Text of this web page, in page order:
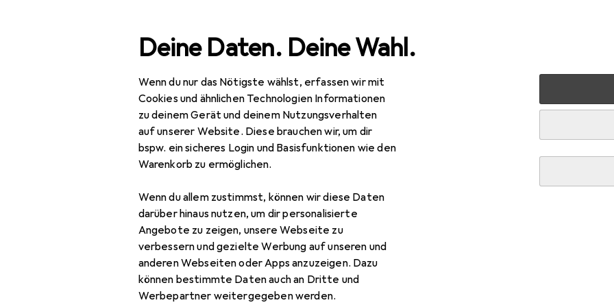
Deine Daten. Deine Wahl.
Wenn du nur das Nötigste wählst, erfassen wir mit
Cookies und ähnlichen Technologien Informationen
zu deinem Gerät und deinem Nutzungsverhalten
auf unserer Website. Diese brauchen wir, um dir
bspw. ein sicheres Login und Basisfunktionen wie den
Warenkorb zu ermöglichen.
Wenn du allem zustimmst, können wir diese Daten
darüber hinaus nutzen, um dir personalisierte
Angebote zu zeigen, unsere Webseite zu
verbessern und gezielte Werbung auf unseren und
anderen Webseiten oder Apps anzuzeigen. Dazu
können bestimmte Daten auch an Dritte und
Werbepartner weitergegeben werden.
Navigation nach Kategorien Gesamtsortiment Haushalt Küche